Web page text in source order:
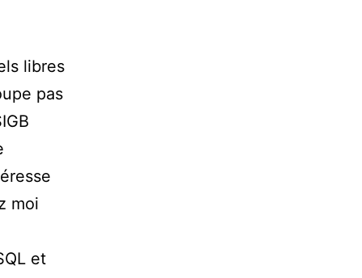
libres
pas
moi
et